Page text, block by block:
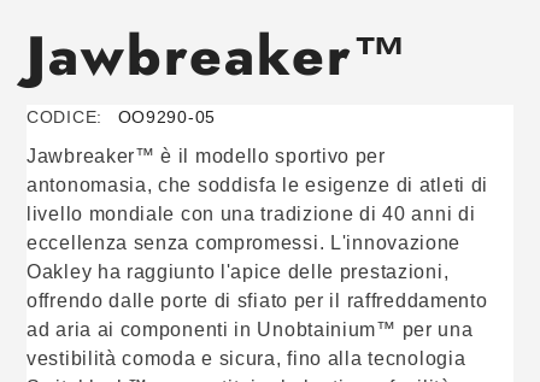
prodotto
tuo
carrello
Jawbreaker™
CODICE: OO9290-05
Jawbreaker™ è il modello sportivo per
antonomasia, che soddisfa le esigenze di atleti di
livello mondiale con una tradizione di 40 anni di
eccellenza senza compromessi. L'innovazione
Oakley ha raggiunto l'apice delle prestazioni,
offrendo dalle porte di sfiato per il raffreddamento
ad aria ai componenti in Unobtainium™ per una
vestibilità comoda e sicura, fino alla tecnologia